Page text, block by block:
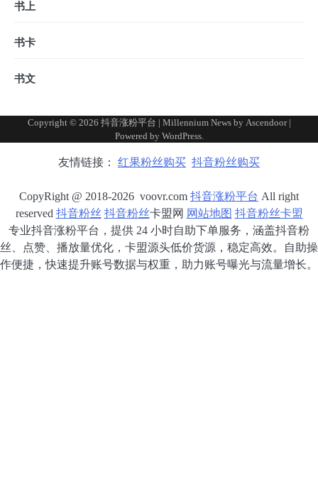
书上
书卡
书文
Copyright © 2026 抖音涨粉平台 | Millennium News by Ascendoor|
Powered by WordPress.
友情链接： 红果粉丝购买 抖音粉丝购买
CopyRight @ 2018-2026 voovr.com 抖音涨粉平台 All right
reserved 抖音粉丝 抖音粉丝卡盟网 网站地图 抖音粉丝卡盟
专业抖音涨粉平台，提供 24 小时自助下单服务，涵盖抖音粉
丝、点赞、播放量优化，卡盟源头低价货源，稳定高效。自助操
作便捷，快速提升账号数据与权重，助力账号曝光与流量增长。